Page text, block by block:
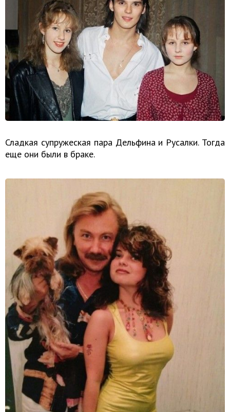
Сладкая супружеская пара Дельфина и Русалки. Тогда
еще они были в браке.